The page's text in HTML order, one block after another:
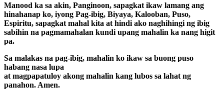
Manood ka sa akin, Panginoon, sapagkat ikaw lamang ang
hinahanap ko, iyong Pag-ibig, Biyaya, Kalooban, Puso,
Espiritu, sapagkat mahal kita at hindi ako naghihingi ng ibig
sabihin na pagmamahalan kundi upang mahalin ka nang higit
pa.
Sa malakas na pag-ibig, mahalin ko ikaw sa buong puso
habang nasa lupa
at magpapatuloy akong mahalin kang lubos sa lahat ng
panahon. Amen.